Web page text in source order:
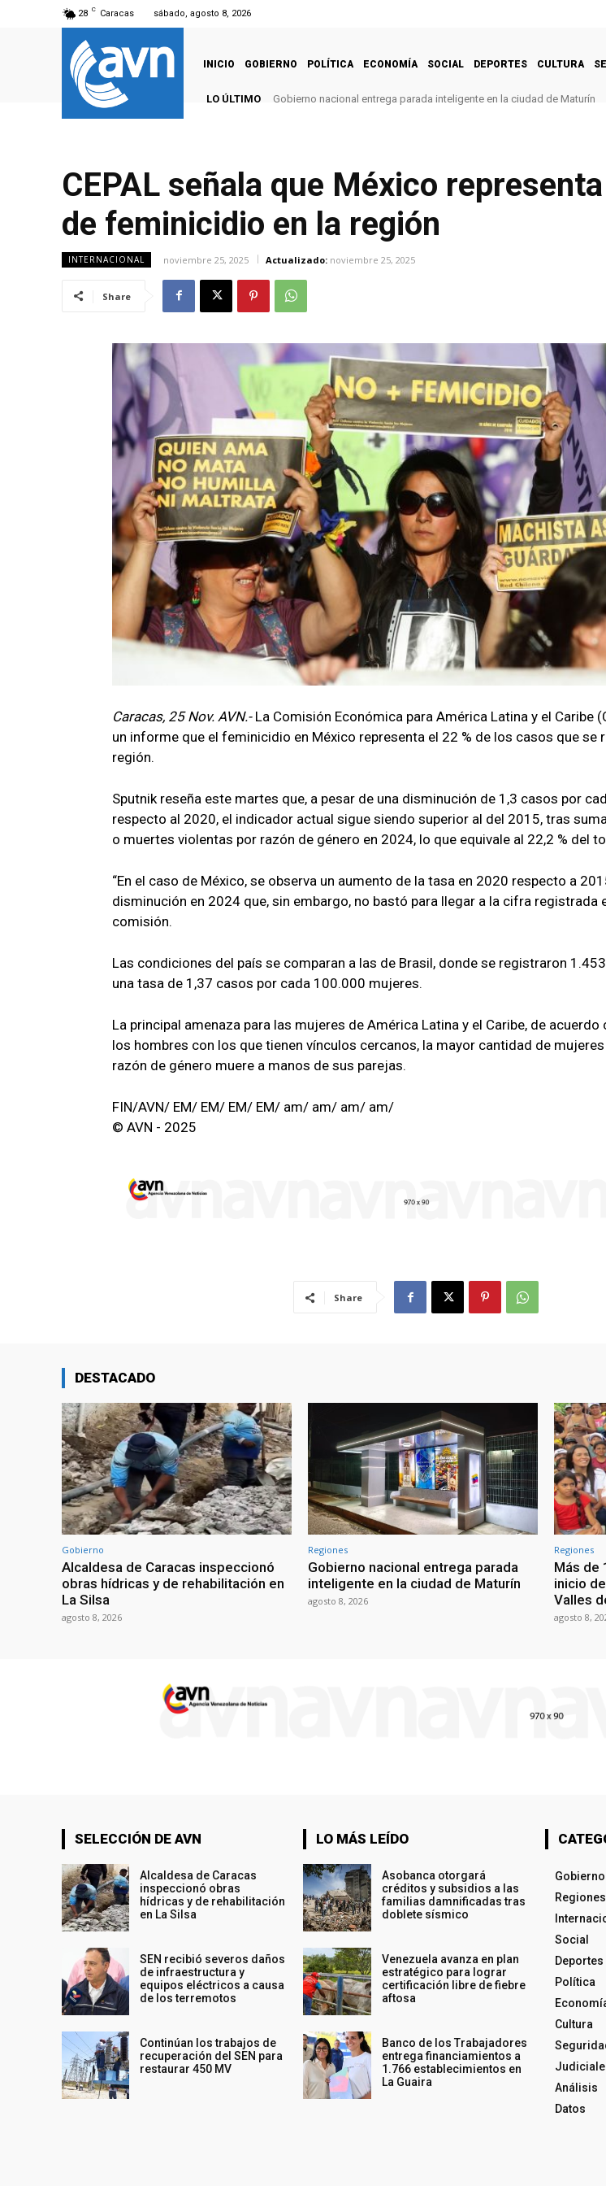
28 C Caracas sábado, agosto 8, 2026
INICIO GOBIERNO POLÍTICA ECONOMÍA SOCIAL DEPORTES CULTURA
LO ÚLTIMO Gobierno nacional entrega parada inteligente en la ciudad de Maturín
CEPAL señala que México
de feminicidio en la región
INTERNACIONAL noviembre 25, 2025 Actualizado: noviembre 25, 2025
Share
Caracas, 25 Nov. AVN.- La Comisión Económica para América Latina y el Caribe
un informe que el feminicidio en México representa el 22 % de los casos que se
región.
Sputnik reseña este martes que, a pesar de una disminución de 1,3 casos por
respecto al 2020, el indicador actual sigue siendo superior al del 2015, tras
o muertes violentas por razón de género en 2024, lo que equivale al 22,2 % del
“En el caso de México, se observa un aumento de la tasa en 2020 respecto a
disminución en 2024 que, sin embargo, no bastó para llegar a la cifra registrada
comisión.
Las condiciones del país se comparan a las de Brasil, donde se registraron
una tasa de 1,37 casos por cada 100.000 mujeres.
La principal amenaza para las mujeres de América Latina y el Caribe, de acuerdo
los hombres con los que tienen vínculos cercanos, la mayor cantidad de
razón de género muere a manos de sus parejas.
FIN/AVN/ EM/ EM/ EM/ EM/ am/ am/ am/ am/
© AVN - 2025
Share
DESTACADO
Gobierno
Alcaldesa de Caracas inspeccionó
obras hídricas y de rehabilitación en
La Silsa
agosto 8, 2026
Regiones
Gobierno nacional entrega parada
inteligente en la ciudad de Maturín
agosto 8, 2026
Regiones
Más de
inicio
Valles
agosto 8,
SELECCIÓN DE AVN
Alcaldesa de Caracas
inspeccionó obras
hídricas y de rehabilitación
en La Silsa
SEN recibió severos daños
de infraestructura y
equipos eléctricos a causa
de los terremotos
Continúan los trabajos de
recuperación del SEN para
restaurar 450 MV
LO MÁS LEÍDO
Asobanca otorgará
créditos y subsidios a las
familias damnificadas tras
doblete sísmico
Venezuela avanza en plan
estratégico para lograr
certificación libre de fiebre
aftosa
Banco de los Trabajadores
entrega financiamientos a
1.766 establecimientos en
La Guaira
Gobierno
Regiones
Social
Deportes
Política
Cultura
Análisis
Datos